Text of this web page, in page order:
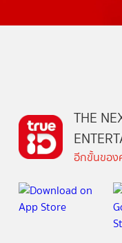
THE
อีกขั้นของ